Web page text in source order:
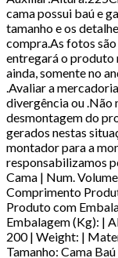
cama possui baú e
tamanho e os
compra.As fotos
entregará o produto
ainda, somente no
.Avaliar a
divergência ou .Não
desmontagem do
gerados nestas
montador para a
responsabilizamos
Cama | Num.
Comprimento
Produto com
Embalagem (Kg): |
200 | Weight: |
Tamanho: Cama